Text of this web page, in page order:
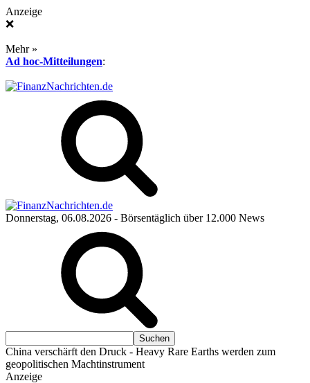
Anzeige
❌
Mehr »
Ad hoc-Mitteilungen:
Donnerstag, 06.08.2026 - Börsentäglich über 12.000 News
China verschärft den Druck - Heavy Rare Earths werden zum
geopolitischen Machtinstrument
Anzeige